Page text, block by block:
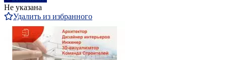
Не указана
Удалить из избранного